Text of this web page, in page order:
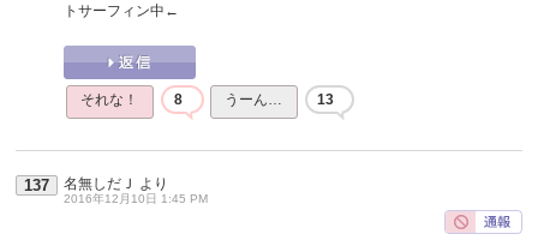
トサーフィン中←
それな！ 8 うーん… 13
137 名無しだＪ より
2016年12月10日 1:45 PM